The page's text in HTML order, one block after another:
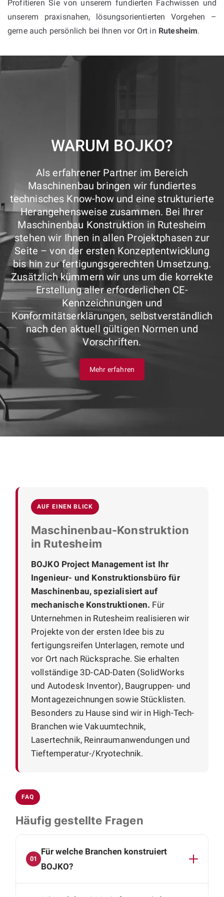
Profitieren Sie von unserem fundierten Fachwissen und
unserem praxisnahen, lösungsorientierten Vorgehen –
gerne auch persönlich bei Ihnen vor Ort in Rutesheim.
WARUM BOJKO?
Als erfahrener Partner im Bereich
Maschinenbau bringen wir fundiertes
technisches Know-how und eine strukturierte
Herangehensweise zusammen. Bei Ihrer
Maschinenbau Konstruktion in Rutesheim
stehen wir Ihnen in allen Projektphasen zur
Seite – von der ersten Konzeptentwicklung
bis hin zur fertigungsgerechten Umsetzung.
Zusätzlich kümmern wir uns um die korrekte
Erstellung aller erforderlichen CE-
Kennzeichnungen und
Konformitätserklärungen, selbstverständlich
nach den aktuell gültigen Normen und
Vorschriften.
Mehr erfahren
AUF EINEN BLICK
Maschinenbau-Konstruktion
in Rutesheim
BOJKO Project Management ist Ihr
Ingenieur- und Konstruktionsbüro für
Maschinenbau, spezialisiert auf
mechanische Konstruktionen. Für
Unternehmen in Rutesheim realisieren wir
Projekte von der ersten Idee bis zu
fertigungsreifen Unterlagen, remote und
vor Ort nach Rücksprache. Sie erhalten
vollständige 3D-CAD-Daten (SolidWorks
und Autodesk Inventor), Baugruppen- und
Montagezeichnungen sowie Stücklisten.
Besonders zu Hause sind wir in High-Tech-
Branchen wie Vakuumtechnik,
Lasertechnik, Reinraumanwendungen und
Tieftemperatur-/Kryotechnik.
FAQ
Häufig gestellte Fragen
01
Für welche Branchen konstruiert
BOJKO?